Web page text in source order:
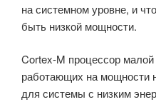
на системном уровне, и
быть низкой мощности.
Cortex-M процессор
работающих на мощности
для системы с низким